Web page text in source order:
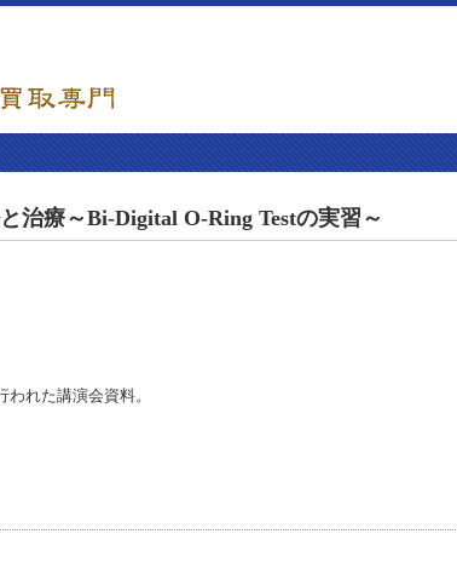
治療～Bi-Digital O-Ring Testの実習～
れた講演会資料。